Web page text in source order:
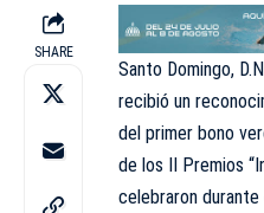
SHARE
Santo Domingo,
recibió un
del primer bono
de los II Premios
celebraron